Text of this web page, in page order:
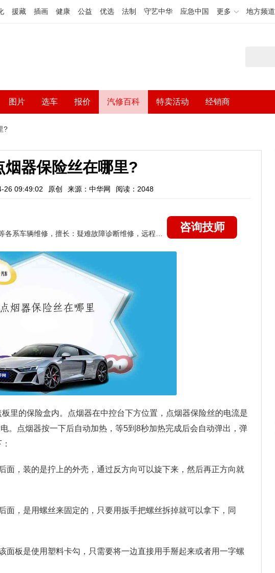
援藏 插画 健康 公益 优选 法制 守艺中华 应急中国 更多 地方频道
图片 选车 报价 汽修百科 特卖活动 经销商
?
烟器保险丝在哪里?
26 09:49:02 原创 来源：中华网 阅读：2048
咨询技师
里的保险盒内。点烟器在中控台下方位置，点烟器保险丝的电流是
。点烟器按一下后自动加热，等5到8秒加热完成后会自动弹出，弹
面，装的是拧上的外壳，通过反方向可以旋下来，然后再正方向就
面，是用螺丝来固定的，只要用扳手把螺丝拆掉就可以拿下，同
面板是使用塑料卡勾，只需要将一边直接用手掰起来或者用一字螺